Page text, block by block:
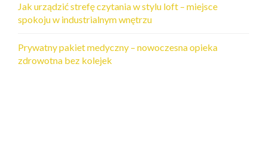
Jak urządzić strefę czytania w stylu loft – miejsce
spokoju w industrialnym wnętrzu
Prywatny pakiet medyczny – nowoczesna opieka
zdrowotna bez kolejek